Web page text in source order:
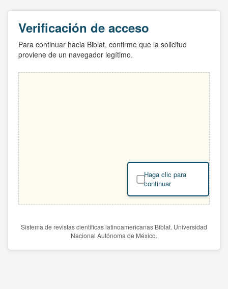
Verificación de acceso
Para continuar hacia Biblat, confirme que la solicitud
proviene de un navegador legítimo.
Haga clic para
continuar
Sistema de revistas científicas latinoamericanas Biblat. Universidad
Nacional Autónoma de México.